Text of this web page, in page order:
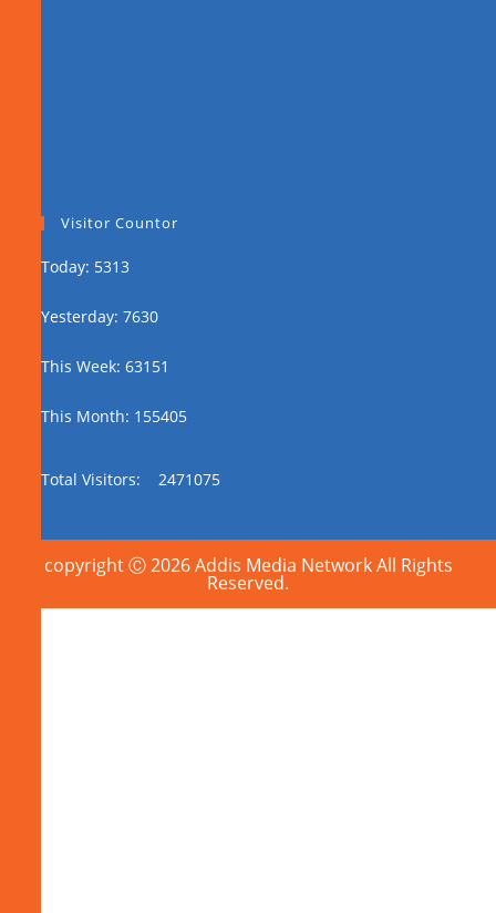
Visitor Countor
Today: 5313
Yesterday: 7630
This Week: 63151
This Month: 155405
Total Visitors: 2471075
copyright Ⓒ 2026 Addis Media Network All Rights
Reserved.